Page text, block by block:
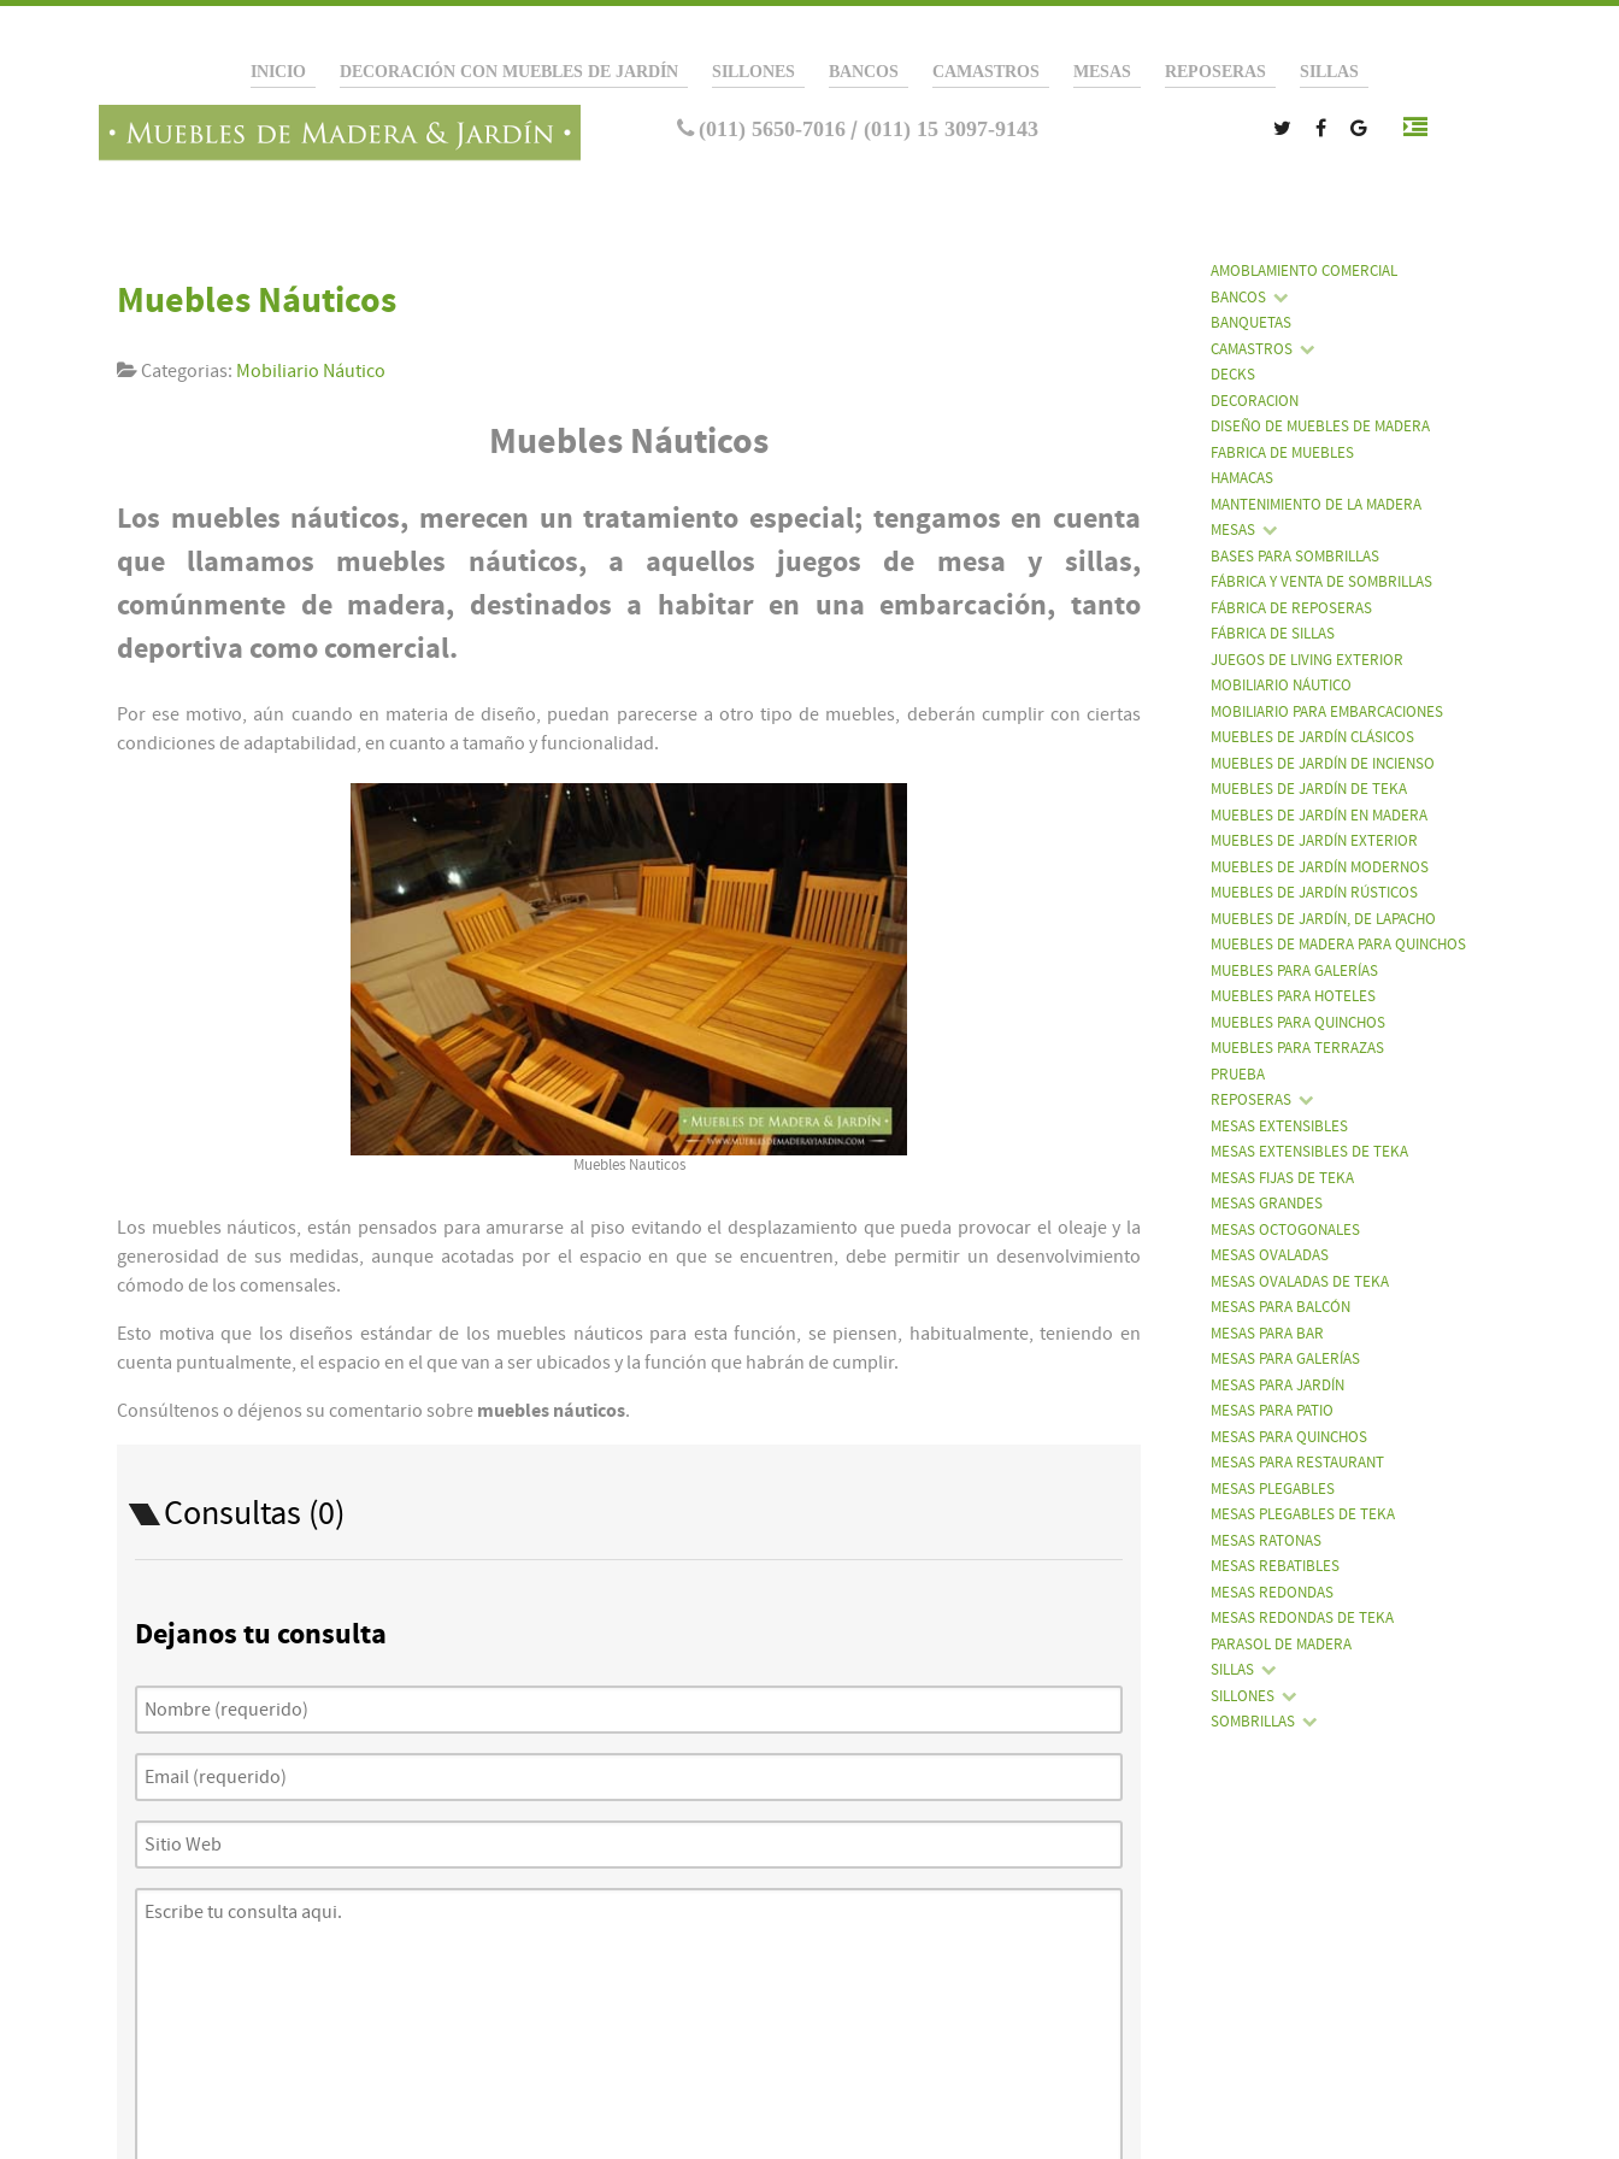
INICIO DECORACIÓN CON MUEBLES DE JARDÍN SILLONES BANCOS CAMASTROS MESAS REPOSERAS SILLAS
(011) 5650-7016 / (011) 15 3097-9143
Muebles Náuticos
Categorias: Mobiliario Náutico
Muebles Náuticos
Los muebles náuticos, merecen un tratamiento especial; tengamos en cuenta
que llamamos muebles náuticos, a aquellos juegos de mesa y sillas,
comúnmente de madera, destinados a habitar en una embarcación, tanto
deportiva como comercial.
Por ese motivo, aún cuando en materia de diseño, puedan parecerse a otro tipo de muebles, deberán cumplir con ciertas
condiciones de adaptabilidad, en cuanto a tamaño y funcionalidad.
Muebles Nauticos
Los muebles náuticos, están pensados para amurarse al piso evitando el desplazamiento que pueda provocar el oleaje y la
generosidad de sus medidas, aunque acotadas por el espacio en que se encuentren, debe permitir un desenvolvimiento
cómodo de los comensales.
Esto motiva que los diseños estándar de los muebles náuticos para esta función, se piensen, habitualmente, teniendo en
cuenta puntualmente, el espacio en el que van a ser ubicados y la función que habrán de cumplir.
Consúltenos o déjenos su comentario sobre muebles náuticos.
Consultas (0)
Dejanos tu consulta
AMOBLAMIENTO COMERCIAL
BANCOS
BANQUETAS
CAMASTROS
DECKS
DECORACION
DISEÑO DE MUEBLES DE MADERA
FABRICA DE MUEBLES
HAMACAS
MANTENIMIENTO DE LA MADERA
MESAS
BASES PARA SOMBRILLAS
FÁBRICA Y VENTA DE SOMBRILLAS
FÁBRICA DE REPOSERAS
FÁBRICA DE SILLAS
JUEGOS DE LIVING EXTERIOR
MOBILIARIO NÁUTICO
MOBILIARIO PARA EMBARCACIONES
MUEBLES DE JARDÍN CLÁSICOS
MUEBLES DE JARDÍN DE INCIENSO
MUEBLES DE JARDÍN DE TEKA
MUEBLES DE JARDÍN EN MADERA
MUEBLES DE JARDÍN EXTERIOR
MUEBLES DE JARDÍN MODERNOS
MUEBLES DE JARDÍN RÚSTICOS
MUEBLES DE JARDÍN, DE LAPACHO
MUEBLES DE MADERA PARA QUINCHOS
MUEBLES PARA GALERÍAS
MUEBLES PARA HOTELES
MUEBLES PARA QUINCHOS
MUEBLES PARA TERRAZAS
PRUEBA
REPOSERAS
MESAS EXTENSIBLES
MESAS EXTENSIBLES DE TEKA
MESAS FIJAS DE TEKA
MESAS GRANDES
MESAS OCTOGONALES
MESAS OVALADAS
MESAS OVALADAS DE TEKA
MESAS PARA BALCÓN
MESAS PARA BAR
MESAS PARA GALERÍAS
MESAS PARA JARDÍN
MESAS PARA PATIO
MESAS PARA QUINCHOS
MESAS PARA RESTAURANT
MESAS PLEGABLES
MESAS PLEGABLES DE TEKA
MESAS RATONAS
MESAS REBATIBLES
MESAS REDONDAS
MESAS REDONDAS DE TEKA
PARASOL DE MADERA
SILLAS
SILLONES
SOMBRILLAS